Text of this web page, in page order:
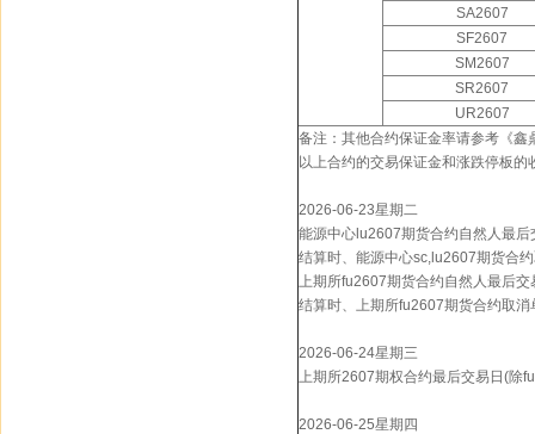
SA2607
SF2607
SM2607
SR2607
UR2607
备注：其他合约保证金率请参考《鑫
以上合约的交易保证金和涨跌停板
2026-06-23星期二
能源中心lu2607期货合约自然人最后
结算时、能源中心sc,lu2607期货合
上期所fu2607期货合约自然人最后交
结算时、上期所fu2607期货合约取消
2026-06-24星期三
上期所2607期权合约最后交易日(除
2026-06-25星期四